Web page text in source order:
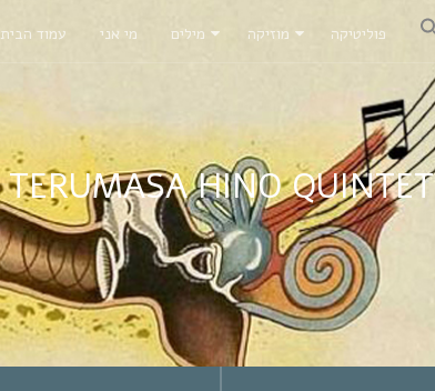
עמוד הבית מי אני מילים מוזיקה פוליטיקה
TERUMASA HINO QUINTET